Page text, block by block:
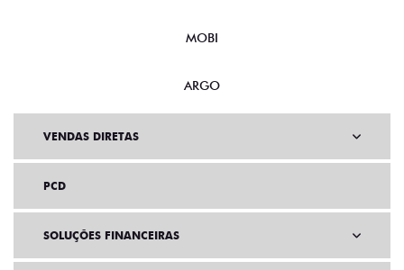
MOBI
ARGO
VENDAS DIRETAS
PCD
SOLUÇÕES FINANCEIRAS